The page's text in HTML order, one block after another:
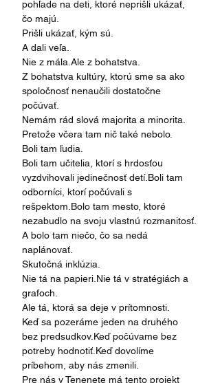
pohľade na deti, ktoré neprišli ukázať,
čo majú.
Prišli ukázať, kým sú.
A dali veľa.
Nie z mála.Ale z bohatstva.
Z bohatstva kultúry, ktorú sme sa ako
spoločnosť nenaučili dostatočne
počúvať.
Nemám rád slová majorita a minorita.
Pretože včera tam nič také nebolo.
Boli tam ľudia.
Boli tam učitelia, ktorí s hrdosťou
vyzdvihovali jedinečnosť detí.Boli tam
odborníci, ktorí počúvali s
rešpektom.Bolo tam mesto, ktoré
nezabudlo na svoju vlastnú rozmanitosť.
A bolo tam niečo, čo sa nedá
naplánovať.
Skutočná inklúzia.
Nie tá na papieri.Nie tá v stratégiách a
grafoch.
Ale tá, ktorá sa deje v prítomnosti.
Keď sa pozeráme jeden na druhého
bez predsudkov.Keď počúvame bez
potreby hodnotiť.Keď dovolíme
príbehom, aby nás zmenili.
Pre nás v Tenenete má tento projekt